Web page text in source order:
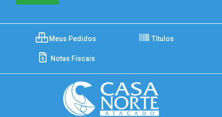
Meus Pedidos Títulos
Notas Fiscais